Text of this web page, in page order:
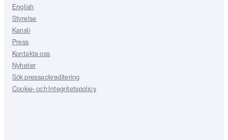
English
Styrelse
Kansli
Press
Kontakta oss
Nyheter
Sök pressackreditering
Cookie- och Integritetspolicy